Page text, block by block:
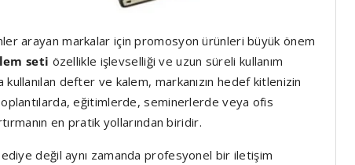
arayan markalar için promosyon ürünleri büyük önem
seti özellikle işlevselliği ve uzun süreli kullanım
defter ve kalem, markanızın hedef kitlenizin
eğitimlerde, seminerlerde veya ofis
en pratik yollarından biridir.
değil aynı zamanda profesyonel bir iletişim